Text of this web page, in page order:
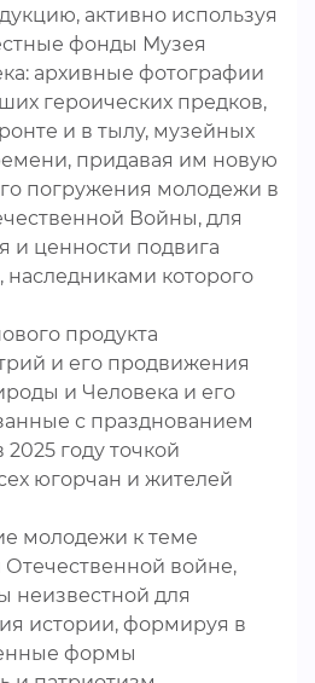
активно используя
фонды Музея
архивные фотографии
героических предков,
и в тылу, музейных
придавая им новую
погружения молодежи в
Войны, для
и ценности подвига
наследниками которого
продукта
и его продвижения
и Человека и его
с празднованием
году точкой
югорчан и жителей
молодежи к теме
войне,
неизвестной для
истории, формируя в
формы